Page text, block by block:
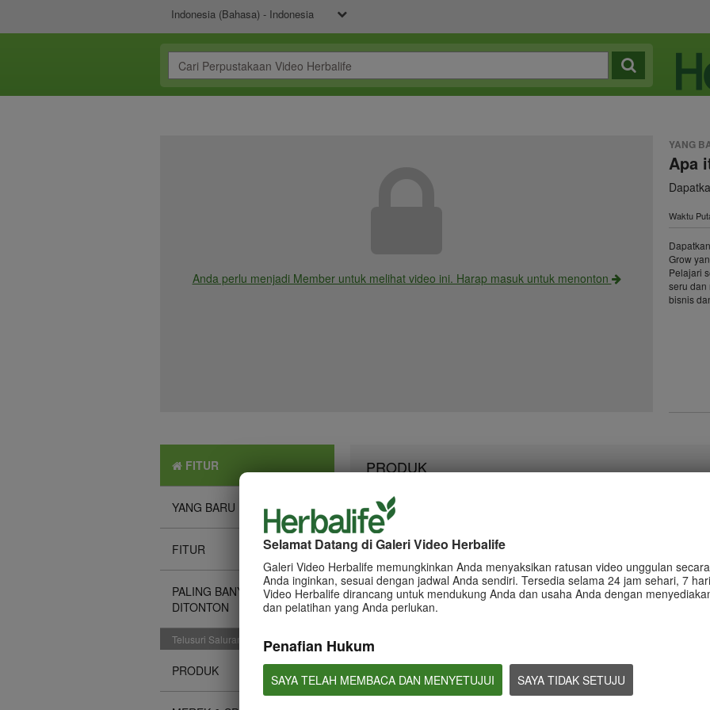
Indonesia (Bahasa) - Indonesia
Selamat Datang di Galeri Video Herbalife
Galeri Video Herbalife memungkinkan Anda menyaksikan ratusan video unggulan
Anda inginkan, sesuai dengan jadwal Anda sendiri. Tersedia selama 24 jam sehari, 7
Video Herbalife dirancang untuk mendukung Anda dan usaha Anda dengan
dan pelatihan yang Anda perlukan.
Penafian Hukum
SAYA TELAH MEMBACA DAN MENYETUJUI SAYA TIDAK SETUJU
Anda perlu menjadi Member untuk melihat video ini. Harap masuk untuk menonton
YANG
Apa
Waktu
Grow
Pelajari
seru dan
bisnis
FITUR
YANG BARU
FITUR
PALING BANYAK
DITONTON
Telusuri Saluran
PRODUK
PRODUK
0:58
Informasi dan Tips terkait
Klaim Peluang Bisnis
Apa saja yang boleh dan tidak
boleh dalam membuat klaim
Informasi dan Tips terkait
Klaim Product
Panduan klaim Penghasilan
Informasi dan
Klaim
Panduan klaim
1:10